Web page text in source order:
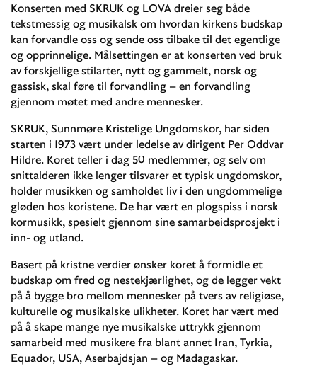
Konserten med SKRUK og LOVA dreier seg både
tekstmessig og musikalsk om hvordan kirkens budskap
kan forvandle oss og sende oss tilbake til det egentlige
og opprinnelige. Målsettingen er at konserten ved bruk
av forskjellige stilarter, nytt og gammelt, norsk og
gassisk, skal føre til forvandling – en forvandling
gjennom møtet med andre mennesker.
SKRUK, Sunnmøre Kristelige Ungdomskor, har siden
starten i 1973 vært under ledelse av dirigent Per Oddvar
Hildre. Koret teller i dag 50 medlemmer, og selv om
snittalderen ikke lenger tilsvarer et typisk ungdomskor,
holder musikken og samholdet liv i den ungdommelige
gløden hos koristene. De har vært en plogspiss i norsk
kormusikk, spesielt gjennom sine samarbeidsprosjekt i
inn- og utland.
Basert på kristne verdier ønsker koret å formidle et
budskap om fred og nestekjærlighet, og de legger vekt
på å bygge bro mellom mennesker på tvers av religiøse,
kulturelle og musikalske ulikheter. Koret har vært med
på å skape mange nye musikalske uttrykk gjennom
samarbeid med musikere fra blant annet Iran, Tyrkia,
Equador, USA, Aserbajdsjan – og Madagaskar.